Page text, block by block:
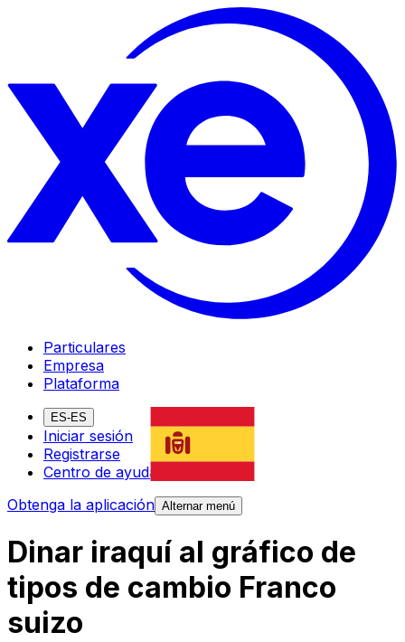
Particulares
Empresa
Plataforma
ES-ES
Iniciar sesión
Registrarse
Centro de ayuda
Obtenga la aplicación Alternar menú
Dinar iraquí al gráfico de
tipos de cambio Franco
suizo